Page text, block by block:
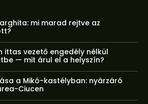
mi marad rejtve az
ittas vezető engedély nélkül
— mit árul el a helyszín?
a Mikó-kastélyban: nyárzáró
Ciucen